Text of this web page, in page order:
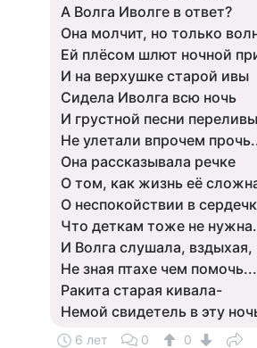
А Волга Иволге в ответ?
Она молчит, но только
Ей плёсом шлют ночной
И на верхушке старой ивы
Сидела Иволга всю ночь
И грустной песни переливы
Не улетали впрочем
Она рассказывала речке
О том, как жизнь её
О неспокойствии в
Что деткам тоже не
И Волга слушала, вздыхая,
Не зная птахе чем помочь...
Ракита старая кивала-
Немой свидетель в эту
6 лет 0 0